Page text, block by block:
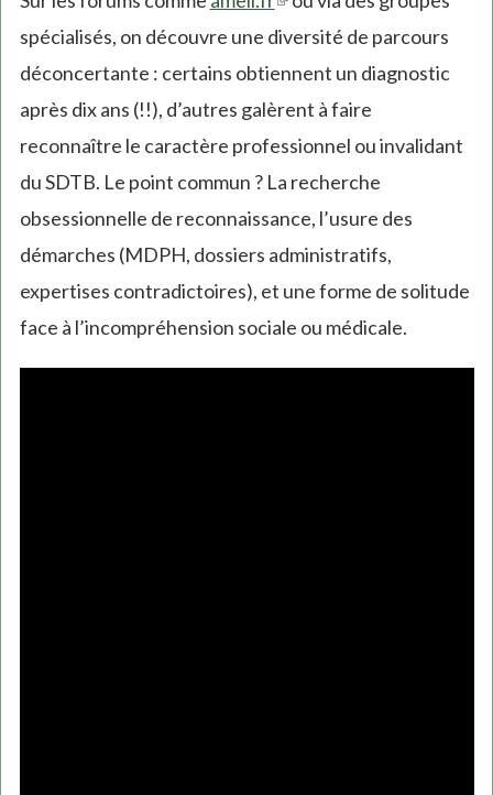
is
external)
spécialisés, on découvre une diversité de parcours
déconcertante : certains obtiennent un diagnostic
après dix ans (!!), d’autres galèrent à faire
reconnaître le caractère professionnel ou invalidant
du SDTB. Le point commun ? La recherche
obsessionnelle de reconnaissance, l’usure des
démarches (MDPH, dossiers administratifs,
expertises contradictoires), et une forme de solitude
face à l’incompréhension sociale ou médicale.